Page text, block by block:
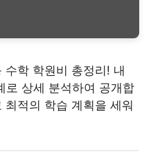
학 학원비 총정리! 내
로 상세 분석하여 공개합
적의 학습 계획을 세워